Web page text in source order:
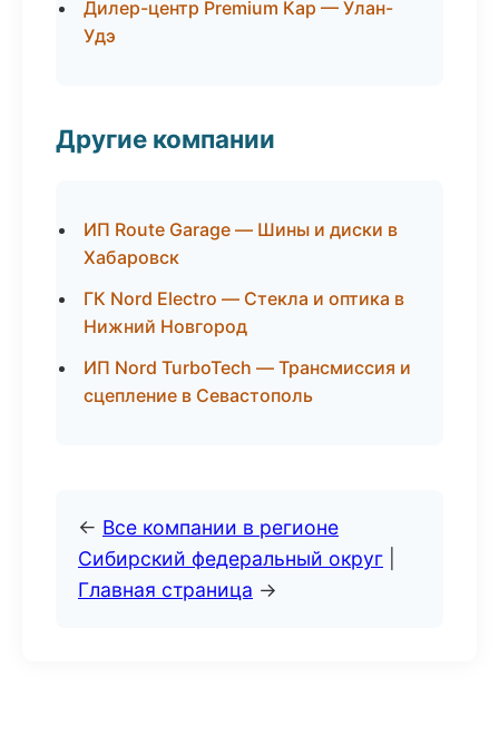
Дилер-центр Premium Кар — Улан-
Удэ
Другие компании
ИП Route Garage — Шины и диски в
Хабаровск
ГК Nord Electro — Стекла и оптика в
Нижний Новгород
ИП Nord TurboTech — Трансмиссия и
сцепление в Севастополь
← Все компании в регионе
Сибирский федеральный округ
Главная страница →